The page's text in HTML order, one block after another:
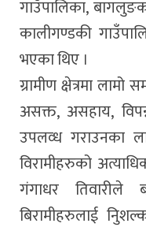
गाउँपालिका,
कालीगण्डकी
भएका थिए ।
ग्रामीण क्षेत्रमा
असक्त, असहाय,
उपलव्ध गराउनका
विरामीहरुको
गंगाधर तिवारीले
बिरामीहरुलाई